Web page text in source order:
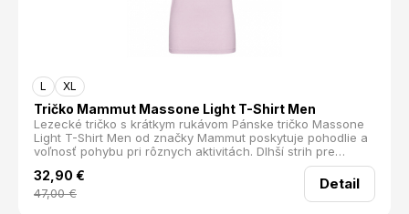
L XL
Tričko Mammut Massone Light T-Shirt Men
Lezecké tričko s krátkym rukávom Pánske tričko Massone
Light T-Shirt Men od značky Mammut poskytuje pohodlie a
voľnosť pohybu pri rôznych aktivitách. Dlhší strih pre
lezcov Tričko je vyrobené z kombinácie materiálov, ktoré
zabezpečujú priedušnosť, elasticitu a príjemný pocit na
dotyk. Športový strih s krátkym rukávom skvele sedí, zatiaľ
čo kliny v podpazuší umožňujú maximálnu voľnosť pohybu.
32,90 €
47,00€
Detail